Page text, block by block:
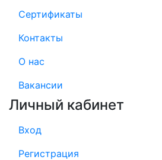
Сертификаты
Контакты
О нас
Вакансии
Личный кабинет
Вход
Регистрация